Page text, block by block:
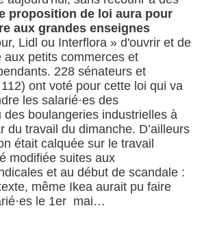
proposition de loi aura pour
aux grandes enseignes
Lidl ou Interflora » d'ouvrir et de
aux petits commerces et
228 sénateurs et
ont voté pour cette loi qui va
les salarié·es des
des boulangeries industrielles à
du travail du dimanche. D’ailleurs
était calquée sur le travail
modifiée suites aux
et au début de scandale :
même Ikea aurait pu faire
le 1er mai…